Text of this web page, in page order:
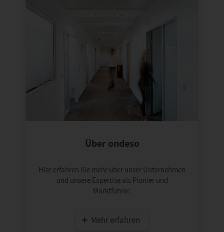
Über ondeso
Hier erfahren Sie mehr über unser Unternehmen
und unsere Expertise als Pionier und
Marktführer.
Mehr erfahren